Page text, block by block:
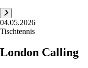
04.05.2026
Tischtennis
London Calling